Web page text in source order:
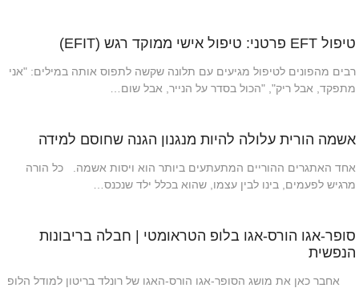
טיפול EFT פרטני: טיפול אישי ממוקד רגש (EFIT)
רבים מהפונים לטיפול מגיעים עם תלונה שקשה לתפוס אותה במילים: "אני
מתפקד, אבל ריק", "הכול בסדר על הנייר, אבל שום…
אשמה הורית עלולה להיות מנגנון הגנה שחוסם למידה
אחד האתגרים ההוריים המתעתעים ביותר הוא ויסות אשמה. כל הורה
מרגיש לפעמים, בינו לבין עצמו, שהוא בכלל ילד שנכנס…
סופר-אגו הורס-אגו בלופ הטראומטי | חבלה בריבונות
הנפשית
אחבר כאן את מושג הסופר-אגו הורס-האגו של רונלד בריטון למודל הלופ